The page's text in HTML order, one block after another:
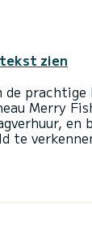
zien
Merry
te
uw
voor